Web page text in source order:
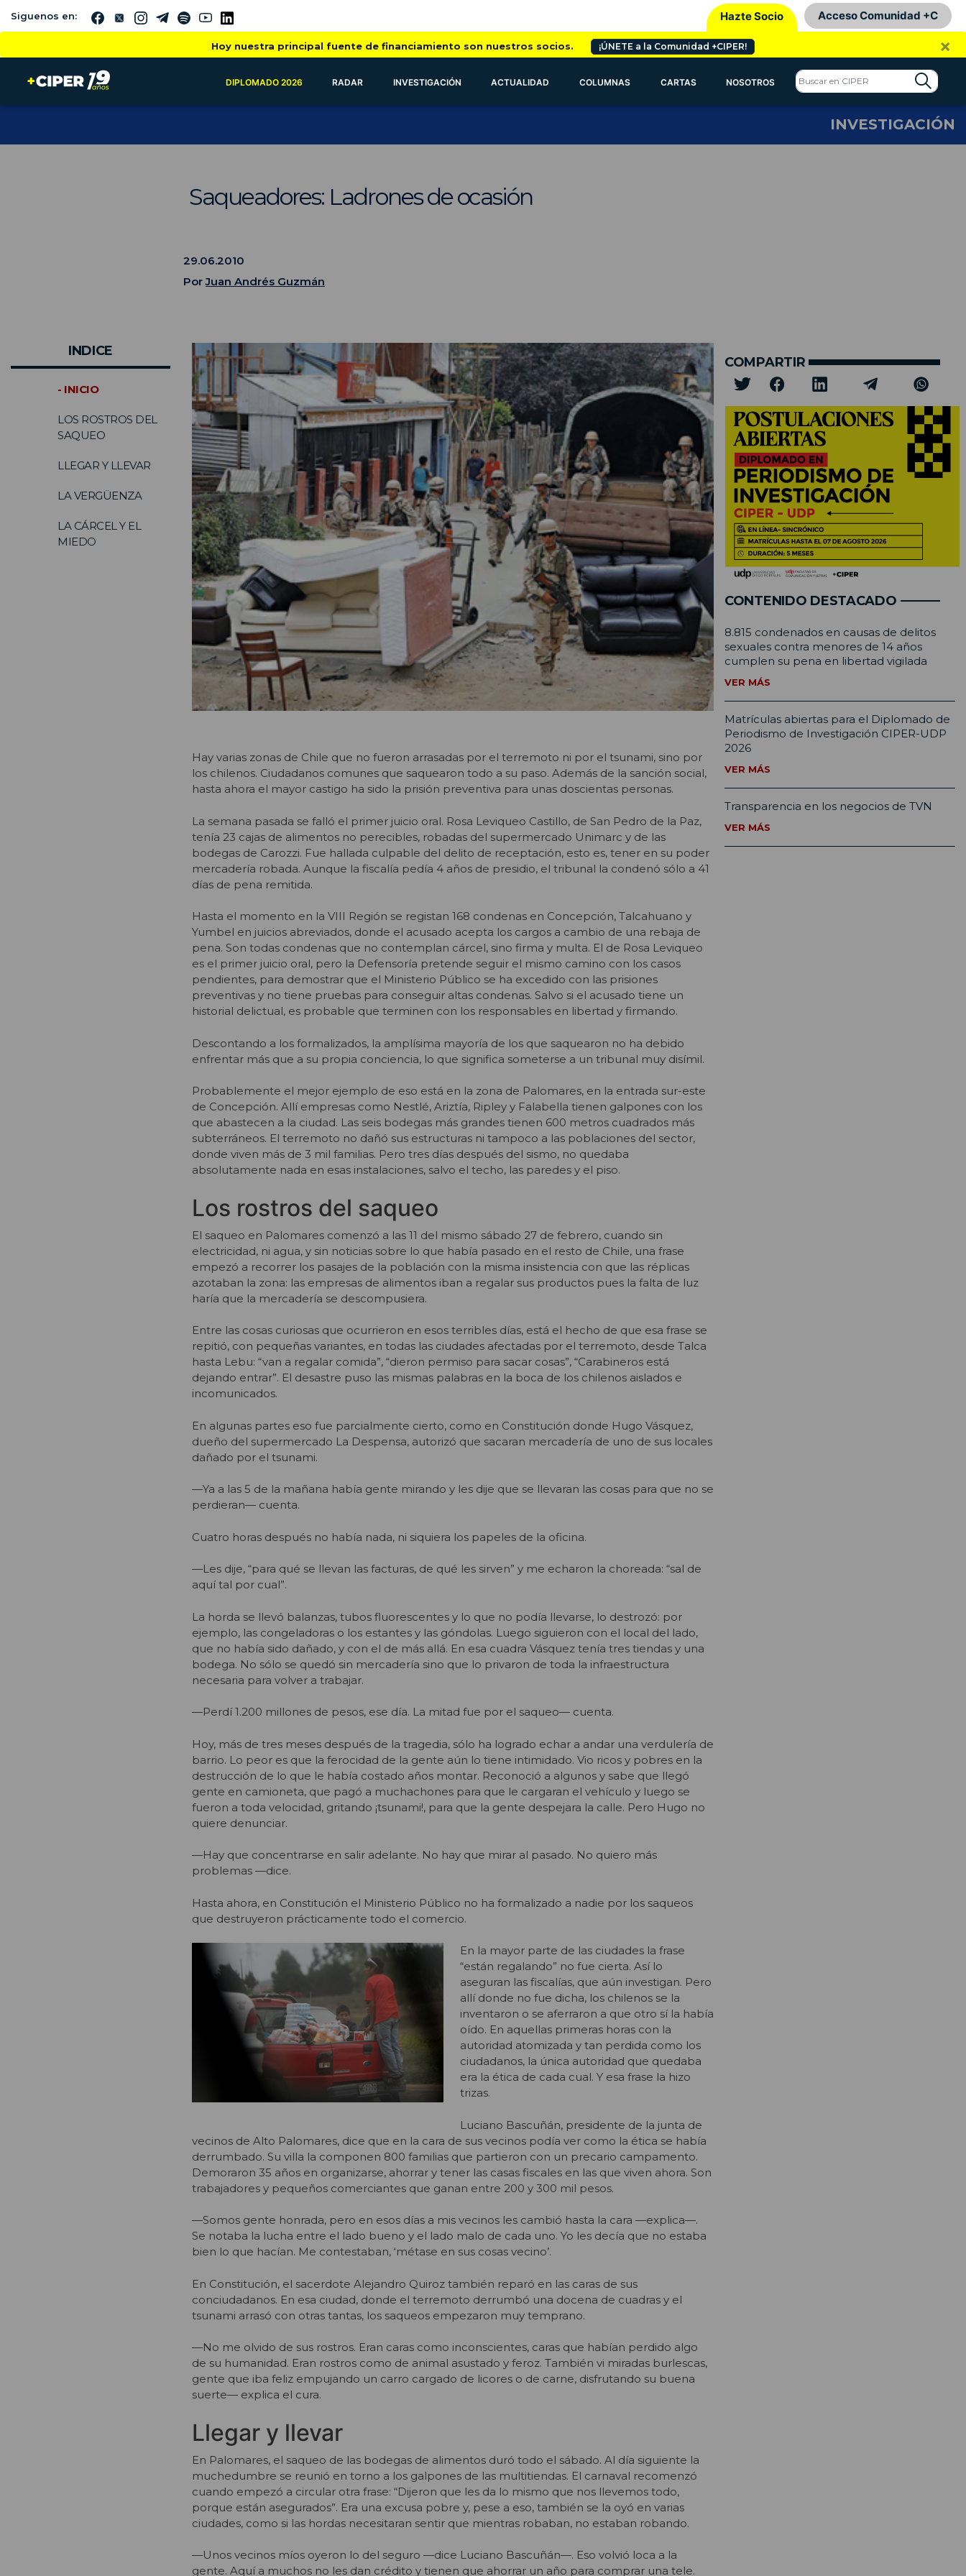
Siguenos en: Hazte Socio Acceso Comunidad +C
Hoy nuestra principal fuente de financiamiento son nuestros socios. ¡ÚNETE a la Comunidad +CIPER! ×
DIPLOMADO 2026 RADAR INVESTIGACIÓN ACTUALIDAD COLUMNAS CARTAS NOSOTROS
INVESTIGACIÓN
Saqueadores: Ladrones de ocasión
29.06.2010
PorJuan Andrés Guzmán
INDICE
- INICIO
LOS ROSTROS DEL
SAQUEO
LLEGAR Y LLEVAR
LA VERGÜENZA
LA CÁRCEL Y EL
MIEDO
Hay varias zonas de Chile que no fueron arrasadas por el terremoto ni por el tsunami, sino por
los chilenos. Ciudadanos comunes que saquearon todo a su paso. Además de la sanción social,
hasta ahora el mayor castigo ha sido la prisión preventiva para unas doscientas personas.
La semana pasada se falló el primer juicio oral. Rosa Leviqueo Castillo, de San Pedro de la Paz,
tenía 23 cajas de alimentos no perecibles, robadas del supermercado Unimarc y de las
bodegas de Carozzi. Fue hallada culpable del delito de receptación, esto es, tener en su poder
mercadería robada. Aunque la fiscalía pedía 4 años de presidio, el tribunal la condenó sólo a 41
días de pena remitida.
Hasta el momento en la VIII Región se registan 168 condenas en Concepción, Talcahuano y
Yumbel en juicios abreviados, donde el acusado acepta los cargos a cambio de una rebaja de
pena. Son todas condenas que no contemplan cárcel, sino firma y multa. El de Rosa Leviqueo
es el primer juicio oral, pero la Defensoría pretende seguir el mismo camino con los casos
pendientes, para demostrar que el Ministerio Público se ha excedido con las prisiones
preventivas y no tiene pruebas para conseguir altas condenas. Salvo si el acusado tiene un
historial delictual, es probable que terminen con los responsables en libertad y firmando.
Descontando a los formalizados, la amplísima mayoría de los que saquearon no ha debido
enfrentar más que a su propia conciencia, lo que significa someterse a un tribunal muy disímil.
Probablemente el mejor ejemplo de eso está en la zona de Palomares, en la entrada sur-este
de Concepción. Allí empresas como Nestlé, Ariztía, Ripley y Falabella tienen galpones con los
que abastecen a la ciudad. Las seis bodegas más grandes tienen 600 metros cuadrados más
subterráneos. El terremoto no dañó sus estructuras ni tampoco a las poblaciones del sector,
donde viven más de 3 mil familias. Pero tres días después del sismo, no quedaba
absolutamente nada en esas instalaciones, salvo el techo, las paredes y el piso.
Los rostros del saqueo
El saqueo en Palomares comenzó a las 11 del mismo sábado 27 de febrero, cuando sin
electricidad, ni agua, y sin noticias sobre lo que había pasado en el resto de Chile, una frase
empezó a recorrer los pasajes de la población con la misma insistencia con que las réplicas
azotaban la zona: las empresas de alimentos iban a regalar sus productos pues la falta de luz
haría que la mercadería se descompusiera.
Entre las cosas curiosas que ocurrieron en esos terribles días, está el hecho de que esa frase se
repitió, con pequeñas variantes, en todas las ciudades afectadas por el terremoto, desde Talca
hasta Lebu: “van a regalar comida”, “dieron permiso para sacar cosas”, “Carabineros está
dejando entrar”. El desastre puso las mismas palabras en la boca de los chilenos aislados e
incomunicados.
En algunas partes eso fue parcialmente cierto, como en Constitución donde Hugo Vásquez,
dueño del supermercado La Despensa, autorizó que sacaran mercadería de uno de sus locales
dañado por el tsunami.
—Ya a las 5 de la mañana había gente mirando y les dije que se llevaran las cosas para que no se
perdieran— cuenta.
Cuatro horas después no había nada, ni siquiera los papeles de la oficina.
—Les dije, “para qué se llevan las facturas, de qué les sirven” y me echaron la choreada: “sal de
aquí tal por cual”.
La horda se llevó balanzas, tubos fluorescentes y lo que no podía llevarse, lo destrozó: por
ejemplo, las congeladoras o los estantes y las góndolas. Luego siguieron con el local del lado,
que no había sido dañado, y con el de más allá. En esa cuadra Vásquez tenía tres tiendas y una
bodega. No sólo se quedó sin mercadería sino que lo privaron de toda la infraestructura
necesaria para volver a trabajar.
—Perdí 1.200 millones de pesos, ese día. La mitad fue por el saqueo— cuenta.
Hoy, más de tres meses después de la tragedia, sólo ha logrado echar a andar una verdulería de
barrio. Lo peor es que la ferocidad de la gente aún lo tiene intimidado. Vio ricos y pobres en la
destrucción de lo que le había costado años montar. Reconoció a algunos y sabe que llegó
gente en camioneta, que pagó a muchachones para que le cargaran el vehículo y luego se
fueron a toda velocidad, gritando ¡tsunami!, para que la gente despejara la calle. Pero Hugo no
quiere denunciar.
—Hay que concentrarse en salir adelante. No hay que mirar al pasado. No quiero más
problemas —dice.
Hasta ahora, en Constitución el Ministerio Público no ha formalizado a nadie por los saqueos
que destruyeron prácticamente todo el comercio.
En la mayor parte de las ciudades la frase
“están regalando” no fue cierta. Así lo
aseguran las fiscalías, que aún investigan. Pero
allí donde no fue dicha, los chilenos se la
inventaron o se aferraron a que otro sí la había
oído. En aquellas primeras horas con la
autoridad atomizada y tan perdida como los
ciudadanos, la única autoridad que quedaba
era la ética de cada cual. Y esa frase la hizo
trizas.
Luciano Bascuñán, presidente de la junta de
vecinos de Alto Palomares, dice que en la cara de sus vecinos podía ver como la ética se había
derrumbado. Su villa la componen 800 familias que partieron con un precario campamento.
Demoraron 35 años en organizarse, ahorrar y tener las casas fiscales en las que viven ahora. Son
trabajadores y pequeños comerciantes que ganan entre 200 y 300 mil pesos.
—Somos gente honrada, pero en esos días a mis vecinos les cambió hasta la cara —explica—.
Se notaba la lucha entre el lado bueno y el lado malo de cada uno. Yo les decía que no estaba
bien lo que hacían. Me contestaban, ‘métase en sus cosas vecino’.
En Constitución, el sacerdote Alejandro Quiroz también reparó en las caras de sus
conciudadanos. En esa ciudad, donde el terremoto derrumbó una docena de cuadras y el
tsunami arrasó con otras tantas, los saqueos empezaron muy temprano.
—No me olvido de sus rostros. Eran caras como inconscientes, caras que habían perdido algo
de su humanidad. Eran rostros como de animal asustado y feroz. También vi miradas burlescas,
gente que iba feliz empujando un carro cargado de licores o de carne, disfrutando su buena
suerte— explica el cura.
Llegar y llevar
En Palomares, el saqueo de las bodegas de alimentos duró todo el sábado. Al día siguiente la
muchedumbre se reunió en torno a los galpones de las multitiendas. El carnaval recomenzó
cuando empezó a circular otra frase: “Dijeron que les da lo mismo que nos llevemos todo,
porque están asegurados”. Era una excusa pobre y, pese a eso, también se la oyó en varias
ciudades, como si las hordas necesitaran sentir que mientras robaban, no estaban robando.
—Unos vecinos míos oyeron lo del seguro —dice Luciano Bascuñán—. Eso volvió loca a la
gente. Aquí a muchos no les dan crédito y tienen que ahorrar un año para comprar una tele.
COMPARTIR
CONTENIDO DESTACADO
8.815 condenados en causas de delitos
sexuales contra menores de 14 años
cumplen su pena en libertad vigilada
VER MÁS
Matrículas abiertas para el Diplomado de
Periodismo de Investigación CIPER-UDP
2026
VER MÁS
Transparencia en los negocios de TVN
VER MÁS